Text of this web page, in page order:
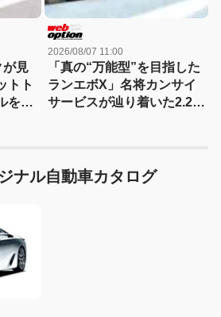
が見
トト
を履
2026/08/07 11:00
「真の“万能型”を目指した
ランエボX」名将カンサイ
サービスが辿り着いた2.2L
ナル自動車カタログ